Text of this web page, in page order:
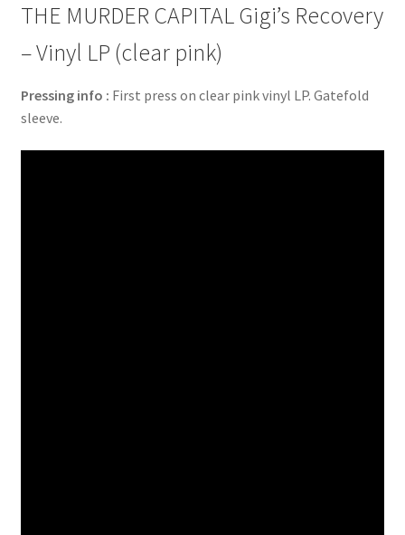
pink)
quantity
THE MURDER CAPITAL Gigi’s Recovery
– Vinyl LP (clear pink)
Pressing info : First press on clear pink vinyl LP. Gatefold
sleeve.